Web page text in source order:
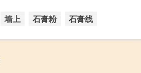
墙上 石膏粉 石膏线